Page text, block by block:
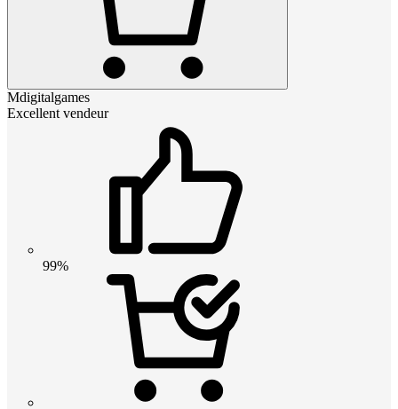
Mdigitalgames
Excellent vendeur
99%